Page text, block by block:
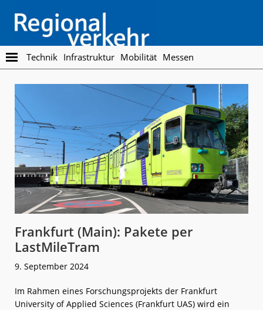
main
content
footer
Regionalverkehr
Die
Fachzeitschrift
Öffentlichen
Personennahverkehr
Technik Infrastruktur Mobilität Messen
Frankfurt (Main): Pakete per
LastMileTram
9. September 2024
Im Rahmen eines Forschungsprojekts der Frankfurt
University of Applied Sciences (Frankfurt UAS) wird ein